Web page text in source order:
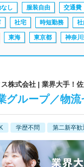
し 服装自由 交通費
社宅 時短勤務 社
東海 東京都 神奈
株式会社 | 業界大手！
グループ／物流
学歴不問 第二新卒歓